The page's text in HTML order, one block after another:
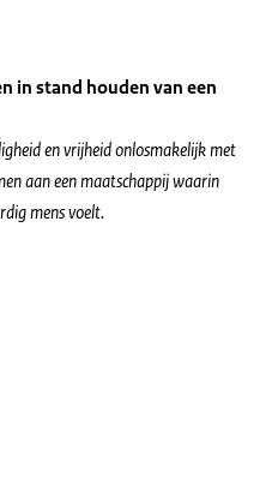
in stand houden van een
en vrijheid onlosmakelijk met
aan een maatschappij waarin
mens voelt.